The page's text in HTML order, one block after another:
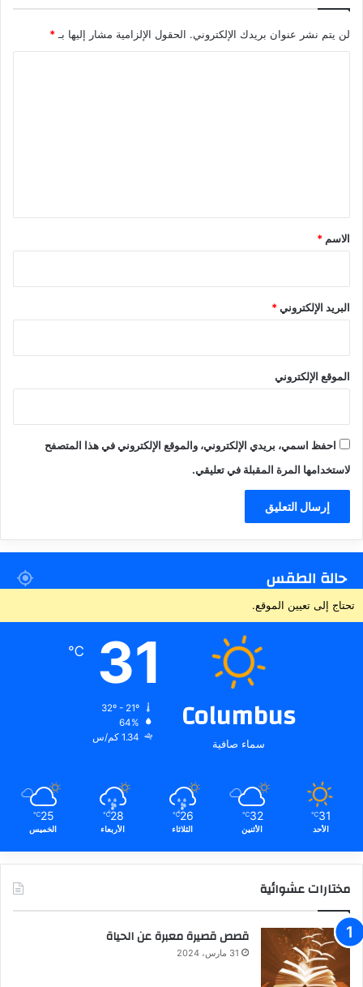
لن يتم نشر عنوان بريدك الإلكتروني. الحقول الإلزامية مشار إليها بـ *
*
الاسم *
البريد الإلكتروني*
الموقع الإلكتروني
احفظ اسمي، بريدي الإلكتروني، والموقع الإلكتروني في هذا المتصفح
لاستخدامها المرة المقبلة في تعليقي.
حالة الطقس
تحتاج إلى تعيين الموقع.
Columbus
سماء صافية
31
℃
64%
1.34 كم/س
31
℃
الأحد
32
℃
الأثنين
26
℃
الثلاثاء
28
℃
الأربعاء
25
℃
الخميس
مختارات عشوائية
قصص قصيرة معبرة عن الحياة
31 مارس، 2024